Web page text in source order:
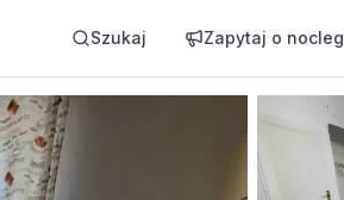
Szukaj Zapytaj o nocleg